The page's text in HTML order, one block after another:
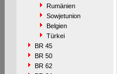
Rumänien
Sowjetunion
Belgien
Türkei
BR 45
BR 50
BR 62